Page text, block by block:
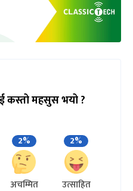
कस्तो महसुस भयो ?
2%
अचम्मित
2%
उत्साहित